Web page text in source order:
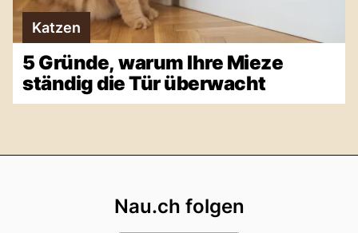
Katzen
5 Gründe, warum Ihre Mieze
ständig die Tür überwacht
Nau.ch folgen